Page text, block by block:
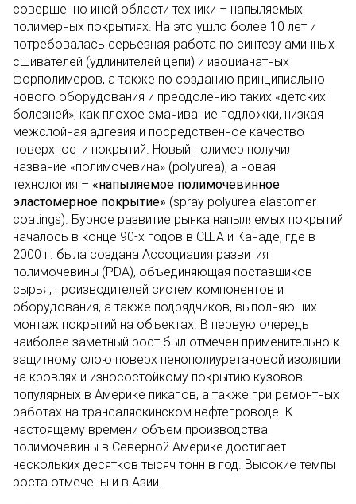
совершенно иной области техники – напыляемых
полимерных покрытиях. На это ушло более 10 лет и
потребовалась серьезная работа по синтезу аминных
сшивателей (удлинителей цепи) и изоцианатных
форполимеров, а также по созданию принципиально
нового оборудования и преодолению таких «детских
болезней», как плохое смачивание подложки, низкая
межслойная адгезия и посредственное качество
поверхности покрытий. Новый полимер получил
название «полимочевина» (polyurea), а новая
технология – «напыляемое полимочевинное
эластомерное покрытие» (spray polyurea elastomer
coatings). Бурное развитие рынка напыляемых покрытий
началось в конце 90-х годов в США и Канаде, где в
2000 г. была создана Ассоциация развития
полимочевины (PDA), объединяющая поставщиков
сырья, производителей систем компонентов и
оборудования, а также подрядчиков, выполняющих
монтаж покрытий на объектах. В первую очередь
наиболее заметный рост был отмечен применительно к
защитному слою поверх пенополиуретановой изоляции
на кровлях и износостойкому покрытию кузовов
популярных в Америке пикапов, а также при ремонтных
работах на трансаляскинском нефтепроводе. К
настоящему времени объем производства
полимочевины в Северной Америке достигает
нескольких десятков тысяч тонн в год. Высокие темпы
роста отмечены и в Азии.